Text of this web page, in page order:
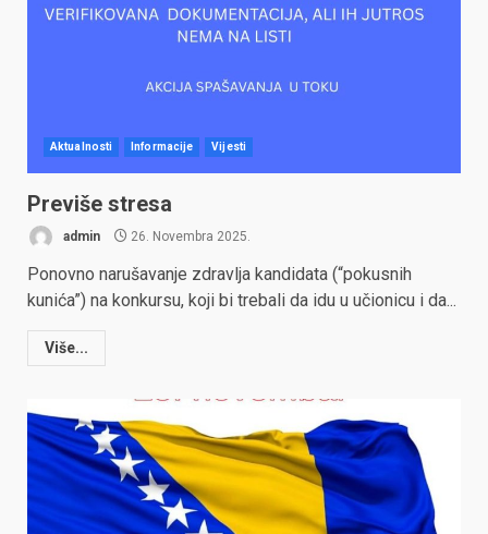
Aktualnosti Informacije Vijesti
Previše stresa
admin 26. Novembra 2025.
Ponovno narušavanje zdravlja kandidata (“pokusnih
kunića”) na konkursu, koji bi trebali da idu u učionicu i da...
Više...